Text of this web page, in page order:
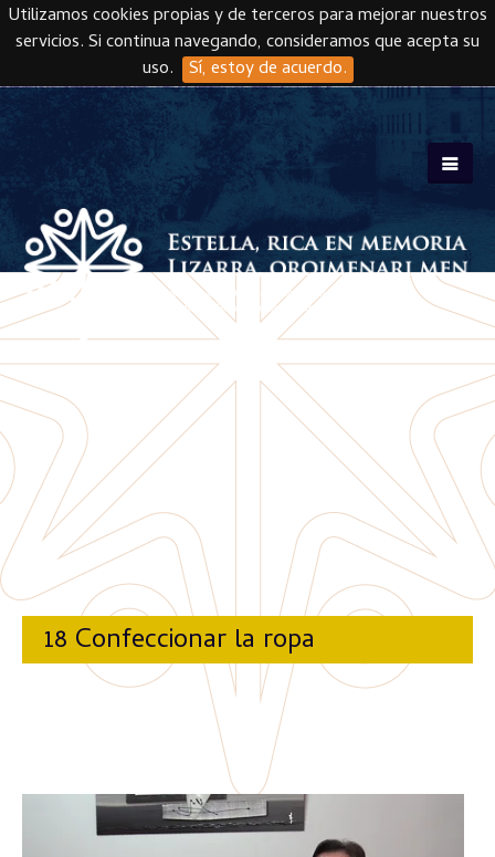
Utilizamos cookies propias y de terceros para mejorar nuestros
servicios. Si continua navegando, consideramos que acepta su
uso. Sí, estoy de acuerdo.
Skip to main content
18 Confeccionar la ropa